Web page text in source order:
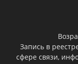
Запись в
сфере связи,